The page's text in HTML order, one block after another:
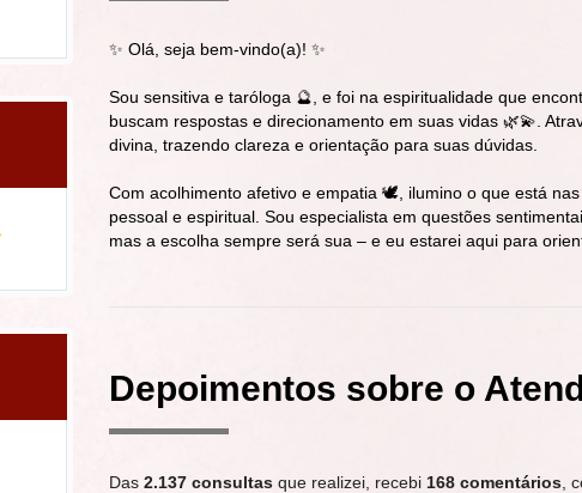
✨ Olá, seja bem-vindo(a)! ✨
Sou sensitiva e taróloga 🔮, e foi na espiritualidade que
buscam respostas e direcionamento em suas vidas 🌿💫.
divina, trazendo clareza e orientação para suas dúvidas.
Com acolhimento afetivo e empatia 🕊️, ilumino o que está
pessoal e espiritual. Sou especialista em questões
mas a escolha sempre será sua – e eu estarei aqui para
Depoimentos sobre o
Das 2.137 consultas que realizei, recebi 168 comentários ,